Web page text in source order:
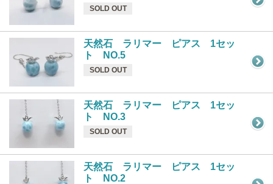
SOLD OUT
天然石 ラリマー ピアス 1セッ
ト NO.5
SOLD OUT
天然石 ラリマー ピアス 1セッ
ト NO.3
SOLD OUT
天然石 ラリマー ピアス 1セッ
ト NO.2